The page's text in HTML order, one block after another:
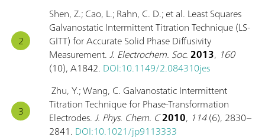
Shen, Z.; Cao, L.; Rahn, C. D.; et al. Least Squares
Galvanostatic Intermittent Titration Technique (LS-
GITT) for Accurate Solid Phase Diffusivity
Measurement.J. Electrochem. Soc.2013, 160
(10), A1842. DOI:10.1149/2.084310jes
Zhu, Y.; Wang, C. Galvanostatic Intermittent
Titration Technique for Phase-Transformation
Electrodes.J. Phys. Chem. C2010, 114(6), 2830–
2841. DOI:10.1021/jp9113333